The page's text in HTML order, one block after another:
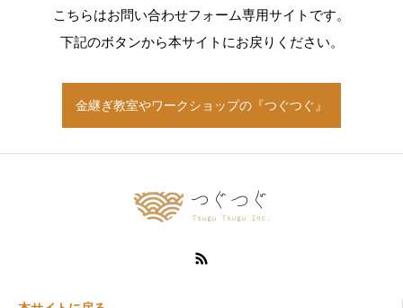
こちらはお問い合わせフォーム専用サイトです。
下記のボタンから本サイトにお戻りください。
金継ぎ教室やワークショップの『つぐつぐ』